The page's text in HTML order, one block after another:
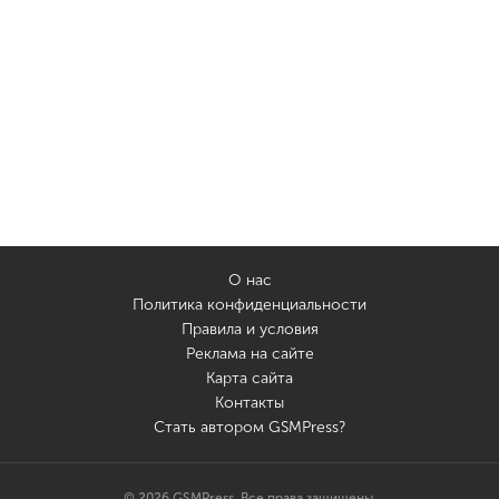
О нас
Политика конфиденциальности
Правила и условия
Реклама на сайте
Карта сайта
Контакты
Стать автором GSMPress?